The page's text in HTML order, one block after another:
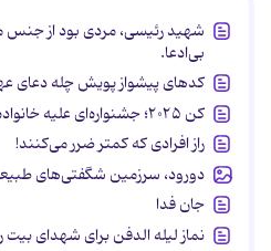
شهید رئیسی، مردی بود از جنس
بی‌ادعا.
کدهای پیشواز پویش چله دعای
کن ۲۰۲۵؛ جشنواره‌ای علیه خانواده
راز افرادی که کمتر ضرر می‌کنند!
دورود، سرزمین شگفتی‌های
جان فدا
نماز لیله الدفن برای شهدای